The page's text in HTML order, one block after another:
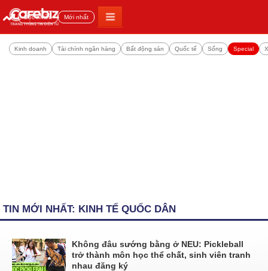
Đọc nhiều Mới nhất
Kinh doanh Tài chính ngân hàng Bất động sản Quốc tế Sống Special
TIN MỚI NHẤT: KINH TẾ QUỐC DÂN
Không đâu sướng bằng ở NEU: Pickleball
trở thành môn học thể chất, sinh viên tranh
nhau đăng ký